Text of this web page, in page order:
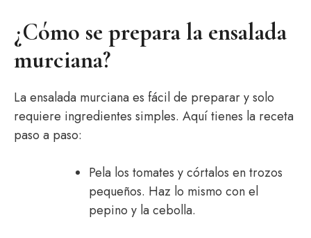
¿Cómo se prepara la ensalada
murciana?
La ensalada murciana es fácil de preparar y solo
requiere ingredientes simples. Aquí tienes la receta
paso a paso:
Pela los tomates y córtalos en trozos
pequeños. Haz lo mismo con el
pepino y la cebolla.